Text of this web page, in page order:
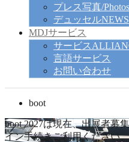
プレス写真/Photos
デュッセルNEWS
MDJサービス
サービス
言語サービス
お問い合わせ
boot
boot 2027は現在、出展者募
イン手続きご利用ください